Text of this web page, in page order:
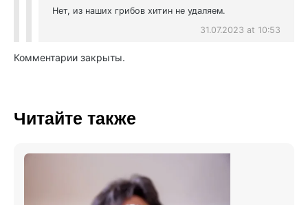
Нет, из наших грибов хитин не удаляем.
31.07.2023 at 10:53
Комментарии закрыты.
Читайте также